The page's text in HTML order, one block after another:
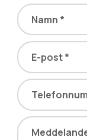
Namn *
E-post *